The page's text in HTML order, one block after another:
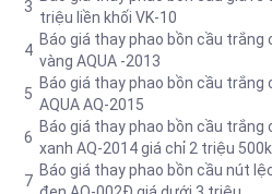
3
triệu liền khối VK-10
4
Báo giá thay phao bồn cầu trắng
vàng AQUA -2013
5
Báo giá thay phao bồn cầu trắng
AQUA AQ-2015
6
Báo giá thay phao bồn cầu trắng
xanh AQ-2014 giá chỉ 2 triệu 500k
7
Báo giá thay phao bồn cầu nút